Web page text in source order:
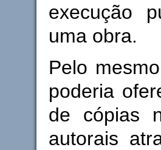
execução
uma obra.
Pelo
poderia
de cópias
autorais